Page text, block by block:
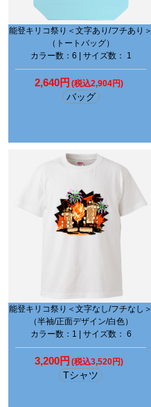
能登キリコ祭り＜文字あり/フチあり＞
（トートバッグ）
カラー数：6 | サイズ数： 1
2,640円 (税込2,904円)
バッグ
能登キリコ祭り＜文字なし/フチなし＞
（半袖/正面デザイン/白色）
カラー数：1 | サイズ数： 6
3,200円 (税込3,520円)
Tシャツ